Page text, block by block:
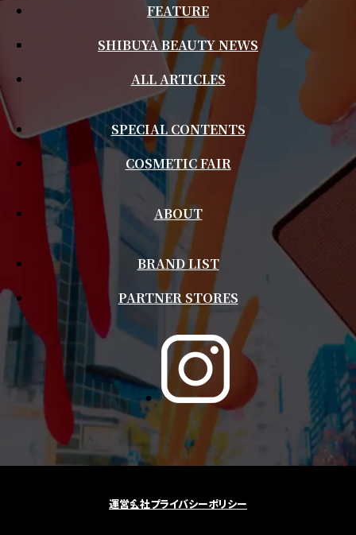
FEATURE
SHIBUYA BEAUTY NEWS
ALL ARTICLES
SPECIAL CONTENTS
COSMETIC FAIR
ABOUT
BRAND LIST
PARTNER STORES
運営会社プライバシーポリシー